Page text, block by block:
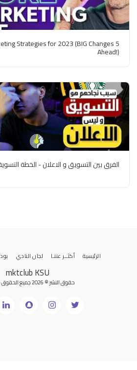
Strategies for 2023 (BIG Changes
Ahead!)
الفرق بين التسويق و الاعلان - الخطة
mktclub KSU
حقوق النشر © 2026 جميع الحقوق محفوظة
الرئيسية أكثــر عننـا لجان النادي